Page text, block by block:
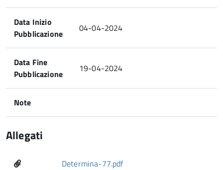
Data Inizio
Pubblicazione
04-04-2024
Data Fine
Pubblicazione
19-04-2024
Note
Allegati
Determina-77.pdf